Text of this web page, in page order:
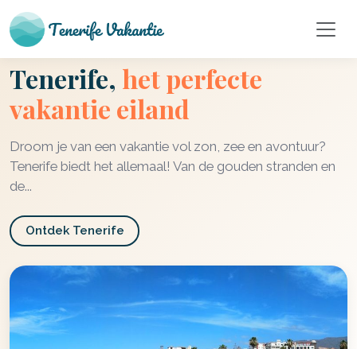
Tenerife, het perfecte
vakantie eiland
Droom je van een vakantie vol zon, zee en avontuur?
Tenerife biedt het allemaal! Van de gouden stranden en
de...
Ontdek Tenerife